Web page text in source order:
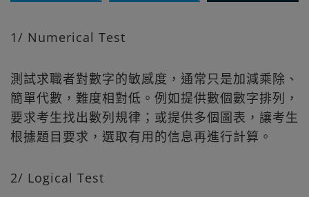
1/ Numerical Test
測試求職者對數字的敏感度，通常只是加減乘除、
簡單代數，難度相對低。例如提供數個數字排列，
要求考生找出數列規律；或提供多個圖表，讓考生
根據題目要求，選取有用的信息再進行計算。
2/ Logical Test